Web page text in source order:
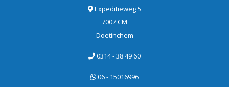
Expeditieweg 5
7007 CM
Doetinchem
0314 - 38 49 60
06 - 15016996